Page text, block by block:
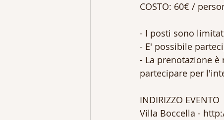
COSTO: 60€ /
- I posti sono
- E' possibile
- La prenotazione è
partecipare per
INDIRIZZO EVENTO
Villa Boccella -